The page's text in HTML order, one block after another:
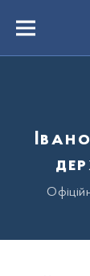
вмістуMenu